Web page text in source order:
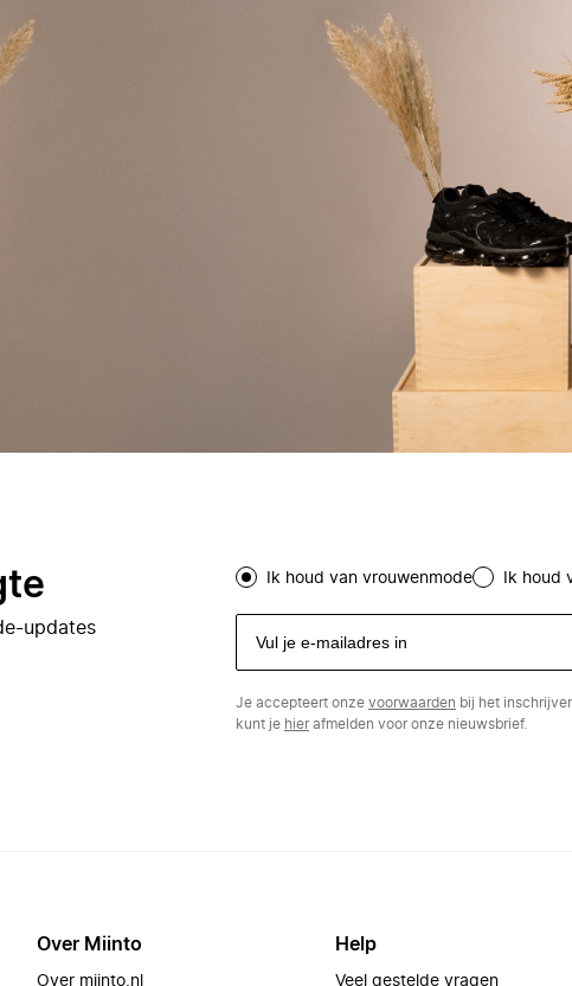
updates
Ik houd van vrouwenmode Ik houd
Je accepteert onze voorwaarden bij het
kunt je hierafmelden voor onze nieuwsbrief.
Over Miinto
Over miinto.nl
Help
Veel gestelde vragen